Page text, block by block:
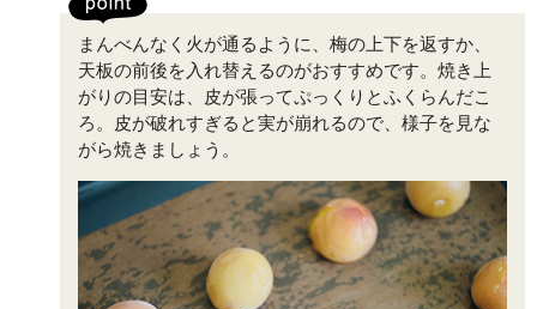
まんべんなく火が通るように、梅の上下を返すか、
天板の前後を入れ替えるのがおすすめです。焼き上
がりの目安は、皮が張ってぷっくりとふくらんだこ
ろ。皮が破れすぎると実が崩れるので、様子を見な
がら焼きましょう。